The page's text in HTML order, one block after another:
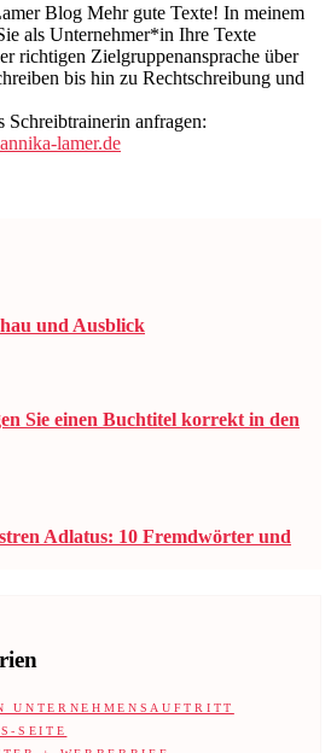
Mehr gute Texte! In meinem
als Unternehmer*in Ihre Texte
richtigen Zielgruppenansprache über
bis hin zu Rechtschreibung und
Schreibtrainerin anfragen:
lamer.de
und Ausblick
Sie einen Buchtitel korrekt in den
Adlatus: 10 Fremdwörter und
UNTERNEHMENSAUFTRITT
SEITE